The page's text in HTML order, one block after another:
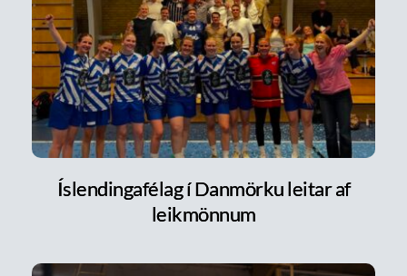
Íslendingafélag í Danmörku leitar af
leikmönnum